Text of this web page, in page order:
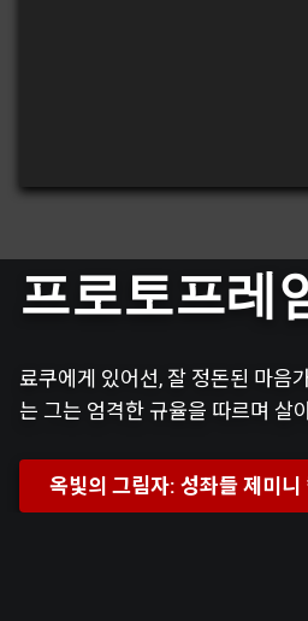
프로토프레
료쿠에게 있어선, 잘 정돈된 마음
는 그는 엄격한 규율을 따르며 살
옥빛의 그림자: 성좌들 제미니